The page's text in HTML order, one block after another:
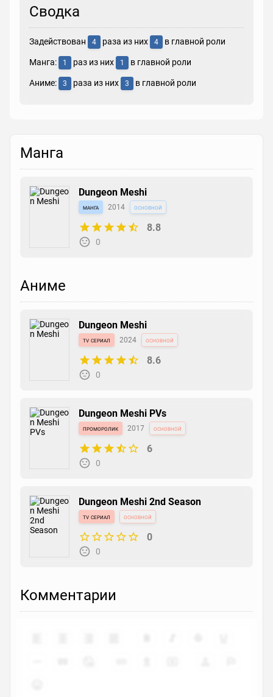
Сводка
Задействован 4 раза из них 4 в главной роли
Манга: 1 раз из них 1 в главной роли
Аниме: 3 раза из них 3 в главной роли
Манга
Dungeon Meshi
манга 2014 основной
8.8
0
Аниме
Dungeon Meshi
tv сериал 2024 основной
8.6
0
Dungeon Meshi PVs
проморолик 2017 основной
6
0
Dungeon Meshi 2nd Season
tv сериал основной
0
0
Комментарии